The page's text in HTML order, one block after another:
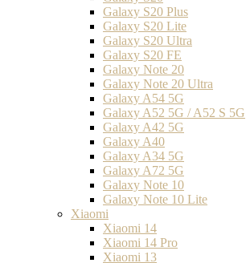
Galaxy S20 Plus
Galaxy S20 Lite
Galaxy S20 Ultra
Galaxy S20 FE
Galaxy Note 20
Galaxy Note 20 Ultra
Galaxy A54 5G
Galaxy A52 5G / A52 S 5G
Galaxy A42 5G
Galaxy A40
Galaxy A34 5G
Galaxy A72 5G
Galaxy Note 10
Galaxy Note 10 Lite
Xiaomi
Xiaomi 14
Xiaomi 14 Pro
Xiaomi 13